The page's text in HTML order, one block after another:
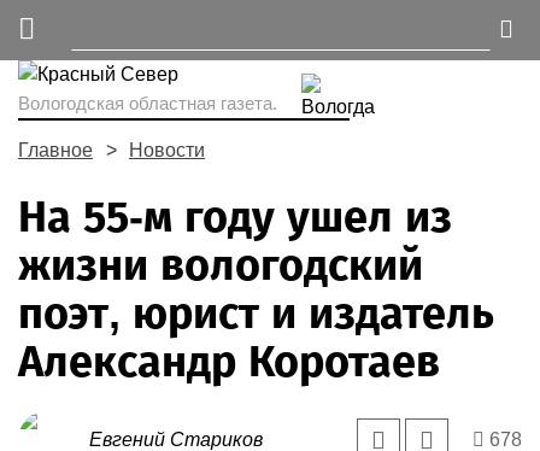
Вологодская областная газета.
Главное Новости
На 55-м году ушел из
жизни вологодский
поэт, юрист и издатель
Александр Коротаев
Евгений Стариков 678